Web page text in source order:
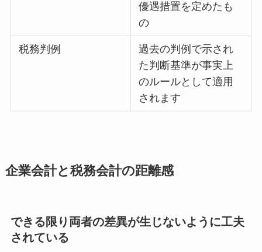
優遇措置を定めたも
の
税務判例
過去の判例で示され
た判断基準が事実上
のルールとして適用
されます
企業会計と税務会計の距離感
できる限り両者の差異が生じないように工夫
されている